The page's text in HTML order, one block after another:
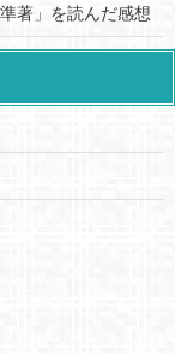
著」を読んだ感想